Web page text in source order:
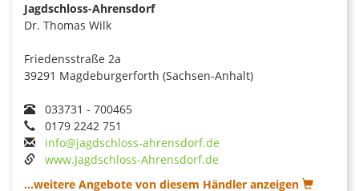
Jagdschloss-Ahrensdorf
Dr. Thomas Wilk
Friedensstraße 2a
39291 Magdeburgerforth (Sachsen-Anhalt)
033731 - 700465
0179 2242 751
info@jagdschloss-ahrensdorf.de
www.Jagdschloss-Ahrensdorf.de
...weitere Angebote von diesem Händler anzeigen